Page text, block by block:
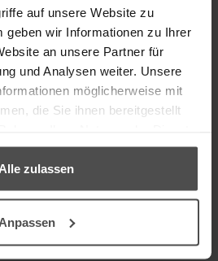
auf unsere Website zu
geben wir Informationen zu Ihrer
an unsere Partner für
und Analysen weiter. Unsere
möglicherweise mit
die Sie ihnen bereitgestellt
Alle zulassen
Anpassen